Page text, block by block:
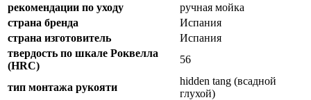
рекомендации по уходу
ручная мойка
страна бренда
Испания
страна изготовитель
Испания
твердость по шкале Роквелла
(HRC)
56
тип монтажа рукояти
hidden tang (всадной
глухой)